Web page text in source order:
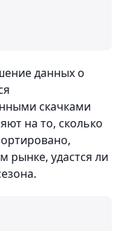
данных о
скачками
на то, сколько
рынке, удастся ли